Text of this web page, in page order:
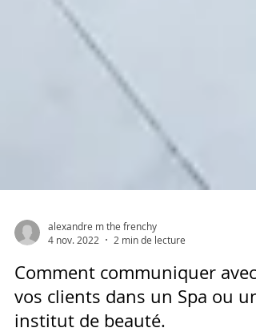
alexandre m the frenchy
4 nov. 2022
2 min de lecture
Comment communiquer avec